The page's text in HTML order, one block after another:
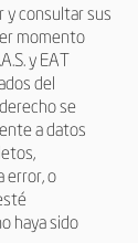
y consultar sus
momento
yEAT
del
se
a datos
error, o
haya sido